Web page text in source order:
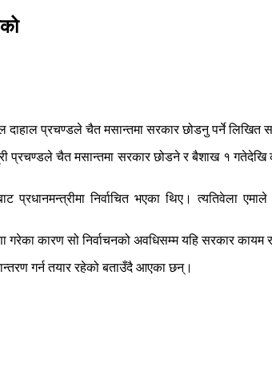
दाहाल प्रचण्डले चैत मसान्तमा सरकार छोडनु पर्ने
प्रचण्डले चैत मसान्तमा सरकार छोडने र बैशाख १
निर्वाचित भएका थिए। त्यतिवेला
गरेका कारण सो निर्वाचनको अवधिसम्म यहि सरकार
गर्न तयार रहेको बताउँदै आएका छन्।